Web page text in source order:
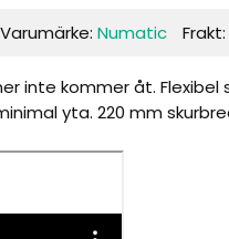
Varumärke: Numatic
inte kommer åt. Flexibel
yta. 220 mm